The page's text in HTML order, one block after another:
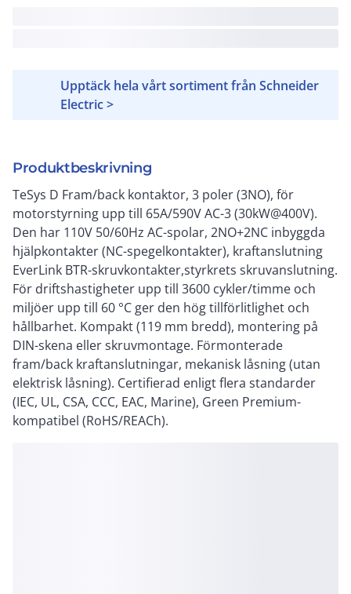
Upptäck hela vårt sortiment från Schneider
Electric >
Produktbeskrivning
TeSys D Fram/back kontaktor, 3 poler (3NO), för
motorstyrning upp till 65A/590V AC-3 (30kW@400V).
Den har 110V 50/60Hz AC-spolar, 2NO+2NC inbyggda
hjälpkontakter (NC-spegelkontakter), kraftanslutning
EverLink BTR-skruvkontakter,styrkrets skruvanslutning.
För driftshastigheter upp till 3600 cykler/timme och
miljöer upp till 60 °C ger den hög tillförlitlighet och
hållbarhet. Kompakt (119 mm bredd), montering på
DIN-skena eller skruvmontage. Förmonterade
fram/back kraftanslutningar, mekanisk låsning (utan
elektrisk låsning). Certifierad enligt flera standarder
(IEC, UL, CSA, CCC, EAC, Marine), Green Premium-
kompatibel (RoHS/REACh).